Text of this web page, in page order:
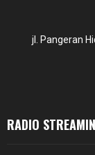
jl. Pangeran
RADIO